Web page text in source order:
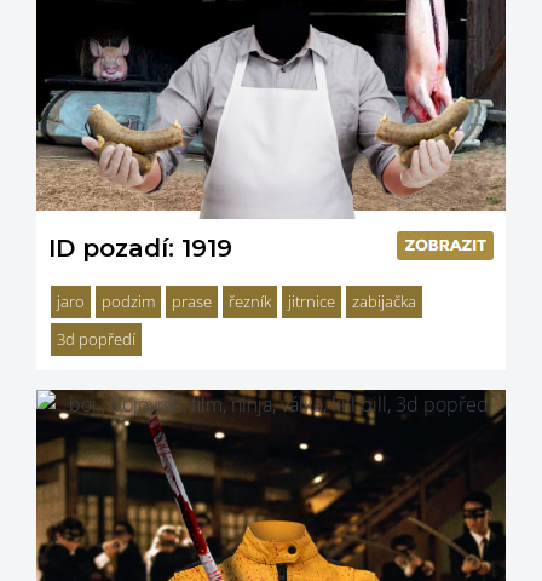
ID pozadí: 1919
jaro podzim prase řezník jitrnice
zabijačka
3d popředí